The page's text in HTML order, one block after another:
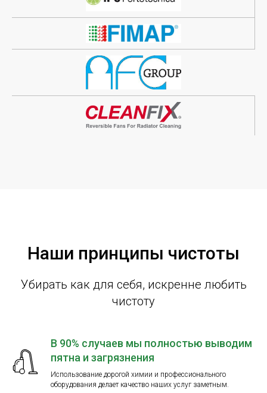
Наши принципы чистоты
Убирать как для себя, искренне любить
чистоту
В 90% случаев мы полностью выводим
пятна и загрязнения
Использование дорогой химии и профессионального
оборудования делает качество наших услуг заметным.